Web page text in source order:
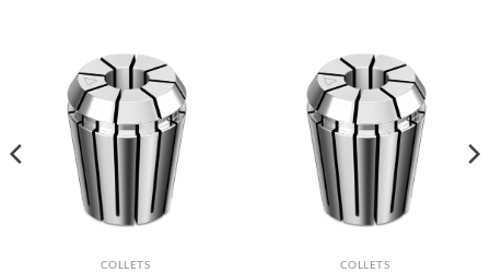
COLLETS COLLETS